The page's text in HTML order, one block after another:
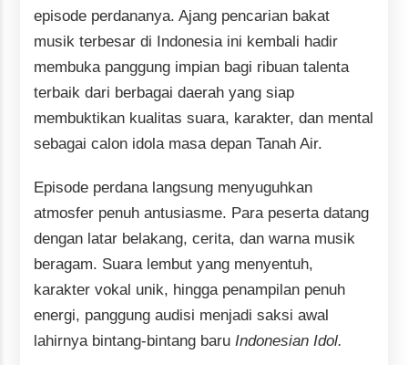
episode perdananya. Ajang pencarian bakat
musik terbesar di Indonesia ini kembali hadir
membuka panggung impian bagi ribuan talenta
terbaik dari berbagai daerah yang siap
membuktikan kualitas suara, karakter, dan mental
sebagai calon idola masa depan Tanah Air.
Episode perdana langsung menyuguhkan
atmosfer penuh antusiasme. Para peserta datang
dengan latar belakang, cerita, dan warna musik
beragam. Suara lembut yang menyentuh,
karakter vokal unik, hingga penampilan penuh
energi, panggung audisi menjadi saksi awal
lahirnya bintang-bintang baru Indonesian Idol.